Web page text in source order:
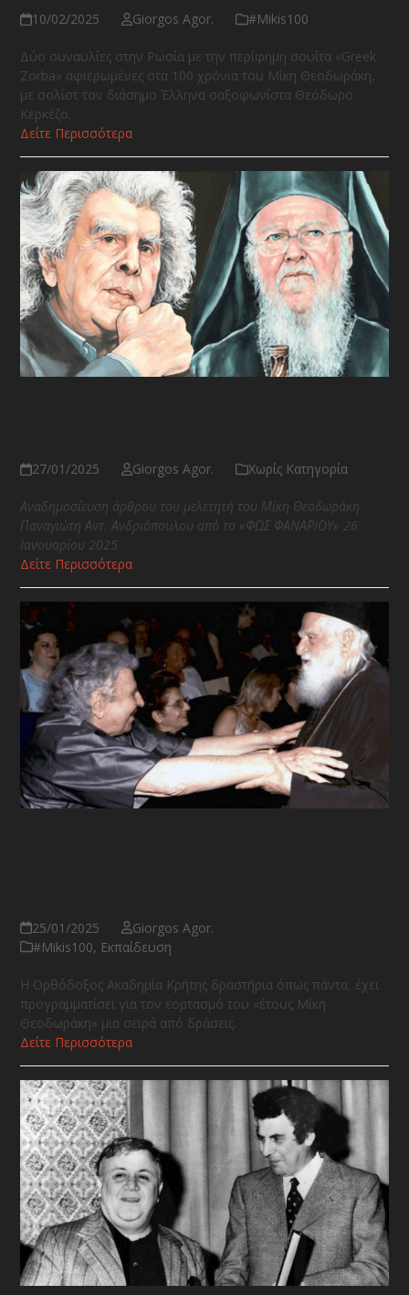
10/02/2025 Giorgos Agor. #Μikis100
Δύο συναυλίες στην Ρωσία με την περίφημη σουίτα «Greek
Zorba» αφιερωμένες στα 100 χρόνια του Μίκη Θεοδωράκη,
με σολίστ τον διάσημο Έλληνα σαξοφωνίστα Θεόδωρο
Κερκέζο.
Δείτε Περισσότερα
27/01/2025 Giorgos Agor. Χωρίς Κατηγορία
Αναδημοσίευση άρθρου του μελετητή του Μίκη Θεοδωράκη
Παναγιώτη Αντ. Ανδριόπουλου από το «ΦΩΣ ΦΑΝΑΡΙΟΥ» 26
Ιανουαρίου 2025
Δείτε Περισσότερα
25/01/2025
Giorgos Agor.
#Μikis100, Εκπαίδευση
Η Ορθόδοξος Ακαδημία Κρήτης δραστήρια όπως πάντα, έχει
προγραμματίσει για τον εορτασμό του «έτους Μίκη
Θεοδωράκη» μια σειρά από δράσεις.
Δείτε Περισσότερα